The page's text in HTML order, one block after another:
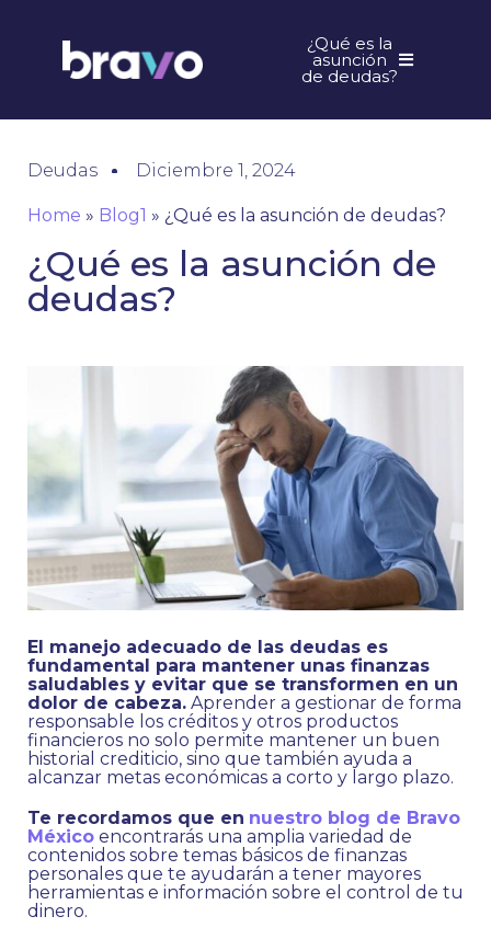
¿Qué es la
asunción
de deudas?
Deudas Diciembre 1, 2024
Home » Blog1 » ¿Qué es la asunción de deudas?
¿Qué es la asunción de
deudas?
El manejo adecuado de las deudas es
fundamental para mantener unas finanzas
saludables y evitar que se transformen en un
dolor de cabeza. Aprender a gestionar de forma
responsable los créditos y otros productos
financieros no solo permite mantener un buen
historial crediticio, sino que también ayuda a
alcanzar metas económicas a corto y largo plazo.
Te recordamos que en nuestro blog de Bravo
México encontrarás una amplia variedad de
contenidos sobre temas básicos de finanzas
personales que te ayudarán a tener mayores
herramientas e información sobre el control de tu
dinero.